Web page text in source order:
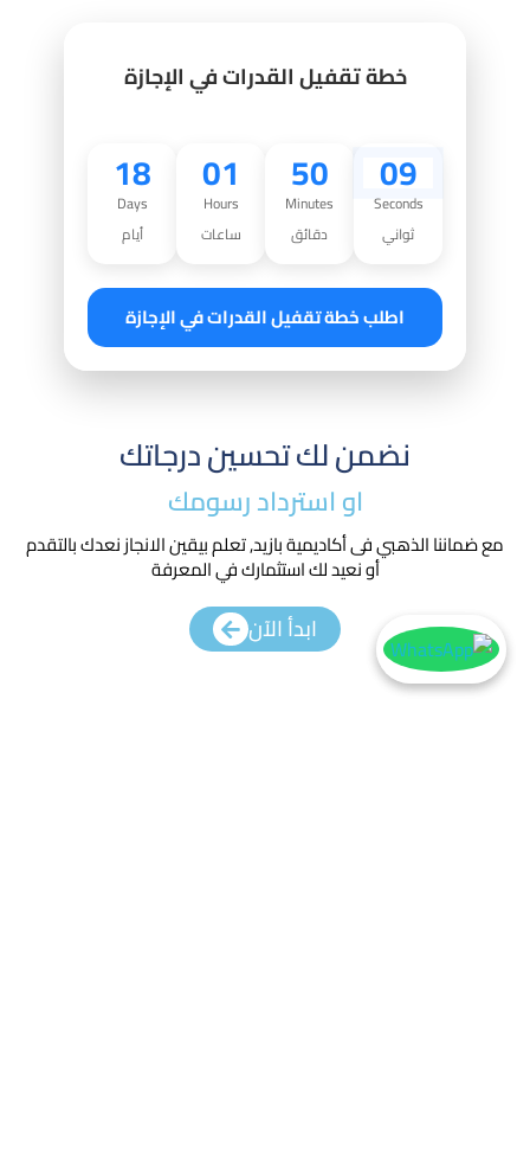
خطة تقفيل القدرات في الإجازة
18
Days
أيام
01
Hours
ساعات
50
Minutes
دقائق
08
Seconds
ثواني
اطلب خطة تقفيل القدرات في الإجازة
نضمن لك تحسين درجاتك
او استرداد رسومك​
مع ضماننا الذهبي فى أكاديمية بازيد, تعلم بيقين الانجاز نعدك بالتقدم
أو نعيد لك استثمارك في المعرفة
ابدأ الآن